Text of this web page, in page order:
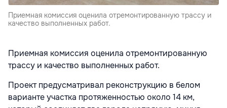
Приемная комиссия оценила отремонтированную трассу и
качество выполненных работ.
Приемная комиссия оценила отремонтированную
трассу и качество выполненных работ.
Проект предусматривал реконструкцию в белом
варианте участка протяженностью около 14 км,